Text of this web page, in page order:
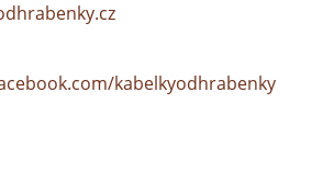
kabelkyodhrabenky